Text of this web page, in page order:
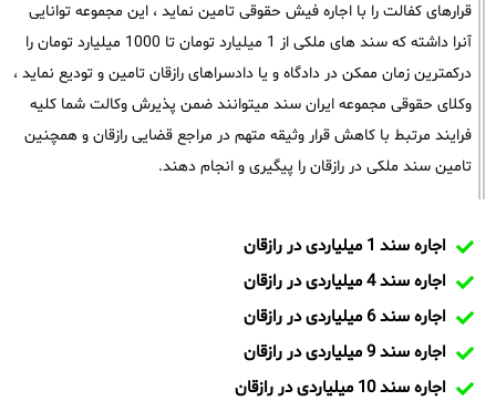
قرارهای کفالت را با اجاره فیش حقوقی تامین نماید ، این مجموعه توانایی
آنرا داشته که سند های ملکی از 1 میلیارد تومان تا 1000 میلیارد تومان را
درکمترین زمان ممکن در دادگاه و یا دادسراهای رازقان تامین و تودیع نماید ،
وکلای حقوقی مجموعه ایران سند میتوانند ضمن پذیرش وکالت شما کلیه
فرایند مرتبط با کاهش قرار وثیقه متهم در مراجع قضایی رازقان و همچنین
تامین سند ملکی در رازقان را پیگیری و انجام دهند.
اجاره سند 1 میلیاردی در رازقان
اجاره سند 4 میلیاردی در رازقان
اجاره سند 6 میلیاردی در رازقان
اجاره سند 9 میلیاردی در رازقان
اجاره سند 10 میلیاردی در رازقان